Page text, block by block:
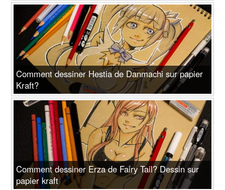
Comment dessiner Hestia de Danmachi sur papier
Kraft?
Comment dessiner Erza de Fairy Tail? Dessin sur
papier kraft